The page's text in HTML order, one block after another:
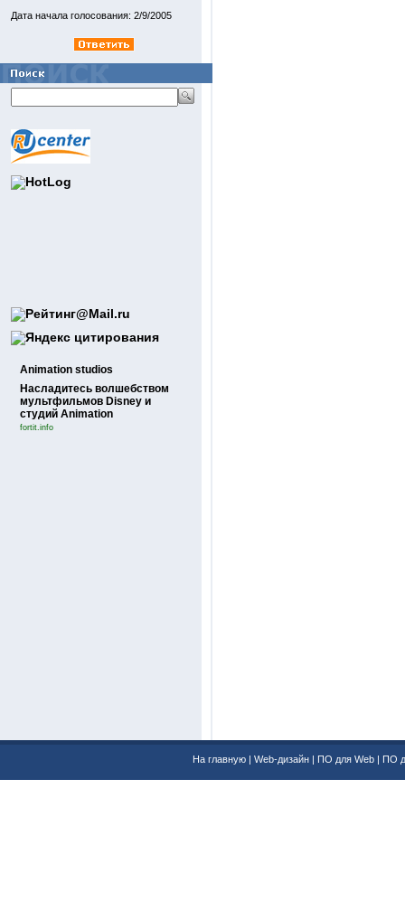
Дата начала голосования: 2/9/2005
Animation studios
Насладитесь волшебством
мультфильмов Disney и
студий Animation
fortit.info
На главную | Web-дизайн | ПО для Web | ПО